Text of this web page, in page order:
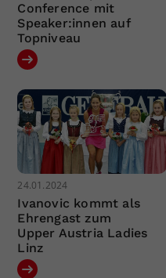
Conference mit
Speaker:innen auf
Topniveau
24.01.2024
Ivanovic kommt als
Ehrengast zum
Upper Austria Ladies
Linz